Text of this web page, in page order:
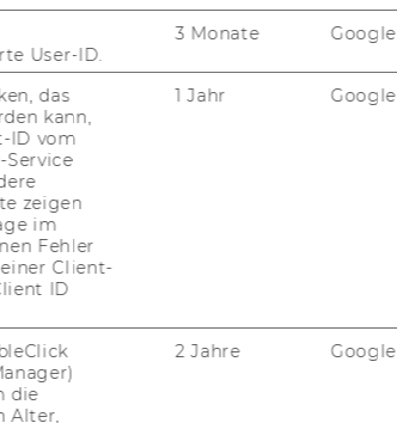
die das ganze
zeit­
einer ex­ter­
Fra­ge­stel­lung
und Lö­
hier.
„Führungs-​
User-ID.
3 Monate Google
das
kann,
ID vom
Service
zeigen
im
Fehler
Client-
ID
1 Jahr Google
die
Alter,
2 Jahre Google